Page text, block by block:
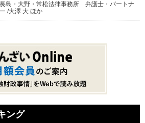
長島・大野・常松法律事務所 弁護士・パートナ
ー /大澤 大 ほか
ング